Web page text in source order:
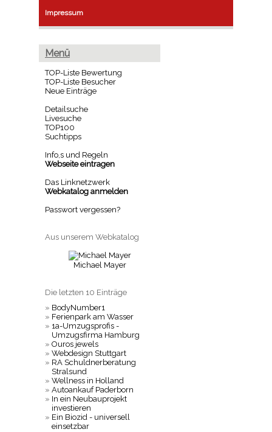
Impressum
Menü
TOP-Liste Bewertung
TOP-Liste Besucher
Neue Einträge
Detailsuche
Livesuche
TOP100
Suchtipps
Info,s und Regeln
Webseite eintragen
Das Linknetzwerk
Webkatalog anmelden
Passwort vergessen?
Aus unserem Webkatalog
Michael Mayer
Die letzten 10 Einträge
» BodyNumber1
» Ferienpark am Wasser
» 1a-Umzugsprofis -
Umzugsfirma Hamburg
» Ouros jewels
» Webdesign Stuttgart
» RA Schuldnerberatung
Stralsund
» Wellness in Holland
» Autoankauf Paderborn
» In ein Neubauprojekt
investieren
» Ein Biozid - universell
einsetzbar